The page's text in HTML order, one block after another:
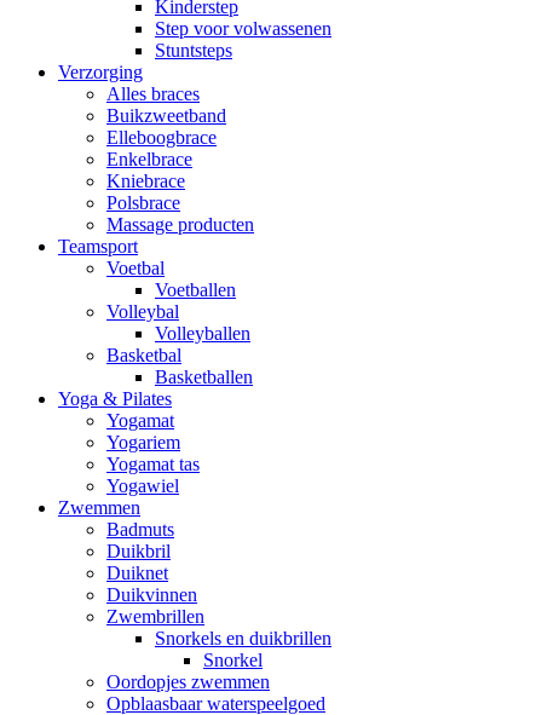
Kinderstep
Step voor volwassenen
Stuntsteps
Verzorging
Alles braces
Buikzweetband
Elleboogbrace
Enkelbrace
Kniebrace
Polsbrace
Massage producten
Teamsport
Voetbal
Voetballen
Volleybal
Volleyballen
Basketbal
Basketballen
Yoga & Pilates
Yogamat
Yogariem
Yogamat tas
Yogawiel
Zwemmen
Badmuts
Duikbril
Duiknet
Duikvinnen
Zwembrillen
Snorkels en duikbrillen
Snorkel
Oordopjes zwemmen
Opblaasbaar waterspeelgoed